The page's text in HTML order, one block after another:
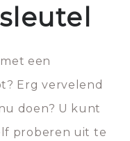
een
Erg vervelend
doen? U kunt
proberen uit te